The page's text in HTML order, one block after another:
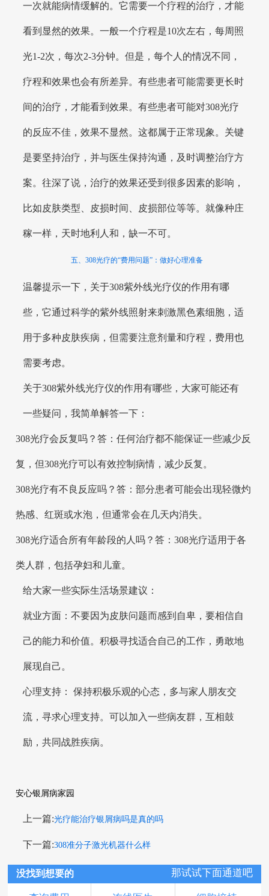
一次就能病情缓解的。它需要一个疗程的治疗，才能
看到显然的效果。一般一个疗程是10次左右，每周照
光1-2次，每次2-3分钟。但是，每个人的情况不同，
疗程和效果也会有所差异。有些患者可能需要更长时
间的治疗，才能看到效果。有些患者可能对308光疗
的反应不佳，效果不显然。这都属于正常现象。关键
是要坚持治疗，并与医生保持沟通，及时调整治疗方
案。往深了说，治疗的效果还受到很多因素的影响，
比如皮肤类型、皮损时间、皮损部位等等。就像种庄
稼一样，天时地利人和，缺一不可。
五、308光疗的“费用问题”：做好心理准备
温馨提示一下，关于308紫外线光疗仪的作用有哪
些，它通过科学的紫外线照射来刺激黑色素细胞，适
用于多种皮肤疾病，但需要注意剂量和疗程，费用也
需要考虑。
关于308紫外线光疗仪的作用有哪些，大家可能还有
一些疑问，我简单解答一下：
308光疗会反复吗？答：任何治疗都不能保证一些减少反
复，但308光疗可以有效控制病情，减少反复。
308光疗有不良反应吗？答：部分患者可能会出现轻微灼
热感、红斑或水泡，但通常会在几天内消失。
308光疗适合所有年龄段的人吗？答：308光疗适用于各
类人群，包括孕妇和儿童。
给大家一些实际生活场景建议：
就业方面：不要因为皮肤问题而感到自卑，要相信自
己的能力和价值。积极寻找适合自己的工作，勇敢地
展现自己。
心理支持： 保持积极乐观的心态，多与家人朋友交
流，寻求心理支持。可以加入一些病友群，互相鼓
励，共同战胜疾病。
安心银屑病家园
上一篇:光疗能治疗银屑病吗是真的吗
下一篇:308准分子激光机器什么样
没找到想要的 那试试下面通道吧